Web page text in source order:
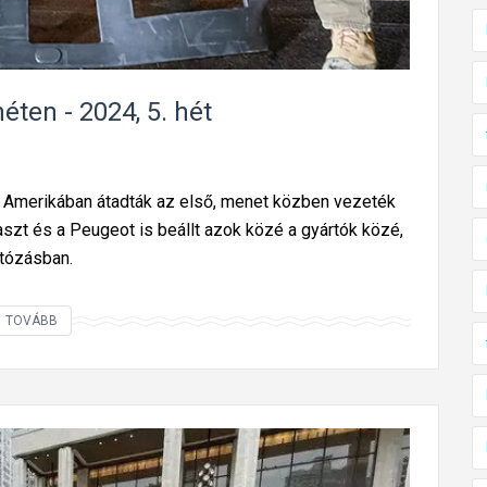
l
e
n
m
e
e
h
t
n
t
ó
t
a
- 2024, 5. hét
átadták az első, menet közben vezeték
és a Peugeot is beállt azok közé a gyártók közé,
TOVÁBB
y
u
t
a